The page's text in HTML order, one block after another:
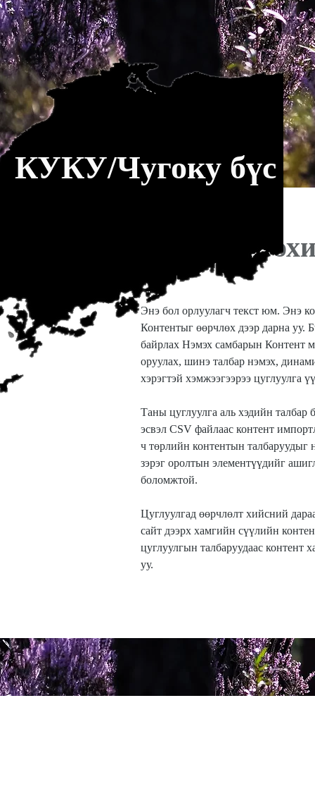
Зөөлөн,
Энэ бол орлуулагч текст юм. Энэ
Контентыг өөрчлөх дээр дарна уу.
байрлах Нэмэх самбарын Контент
оруулах, шинэ талбар нэмэх,
хэрэгтэй хэмжээгээрээ цуглуулга
Таны цуглуулга аль хэдийн
эсвэл CSV файлаас контент
ч төрлийн контентын талбаруудыг
зэрэг оролтын элементүүдийг
боломжтой.
Цуглуулгад өөрчлөлт хийсний
сайт дээрх хамгийн сүүлийн
цуглуулгын талбаруудаас контент
уу.
КУКУ/Чугоку бүс